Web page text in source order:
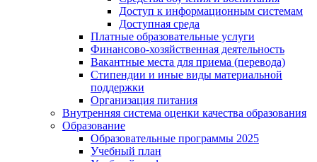
Доступ к информационным системам
Доступная среда
Платные образовательные услуги
Финансово-хозяйственная деятельность
Вакантные места для приема (перевода)
Стипендии и иные виды материальной
поддержки
Организация питания
Внутренняя система оценки качества образования
Образование
Образовательные программы 2025
Учебный план